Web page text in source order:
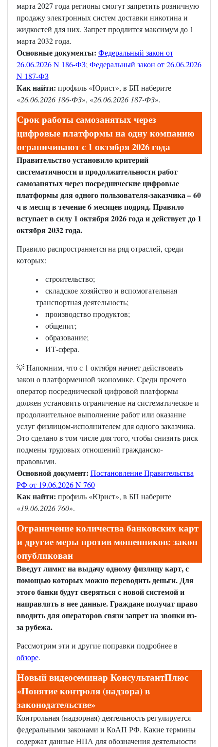
марта 2027 года регионы смогут запретить розничную
продажу электронных систем доставки никотина и
жидкостей для них. Запрет продлится максимум до 1
марта 2032 года.
Основные документы: Федеральный закон от
26.06.2026 N 186-ФЗ;Федеральный закон от 26.06.2026
N 187-ФЗ
Как найти: профиль «Юрист», в БП наберите
«26.06.2026 186-ФЗ», «26.06.2026 187-ФЗ».
Срок работы самозанятых через
цифровые платформы на одну компанию
ограничивают с 1 октября 2026 года
Правительство установило критерий
систематичности и продолжительности работ
самозанятых через посреднические цифровые
платформы для одного пользователя-заказчика – 60
ч в месяц в течение 6 месяцев подряд. Правило
вступает в силу 1 октября 2026 года и действует до 1
октября 2032 года.
Правило распространяется на ряд отраслей, среди
которых:
строительство;
складское хозяйство и вспомогательная
транспортная деятельность;
производство продуктов;
общепит;
образование;
ИТ-сфера.
💡 Напомним, что с 1 октября начнет действовать
закон о платформенной экономике. Среди прочего
оператор посреднической цифровой платформы
должен установить ограничение на систематическое и
продолжительное выполнение работ или оказание
услуг физлицом-исполнителем для одного заказчика.
Это сделано в том числе для того, чтобы снизить риск
подмены трудовых отношений гражданско-
правовыми.
Основной документ: Постановление Правительства
РФ от 19.06.2026 N 760
Как найти: профиль «Юрист», в БП наберите
«19.06.2026 760».
Ограничение количества банковских карт
и другие меры против мошенников: закон
опубликован
Введут лимит на выдачу одному физлицу карт, с
помощью которых можно переводить деньги. Для
этого банки будут сверяться с новой системой и
направлять в нее данные. Граждане получат право
вводить для операторов связи запрет на звонки из-
за рубежа.
Рассмотрим эти и другие поправки подробнее в
обзоре.
Новый видеосеминар КонсультантПлюс
«Понятие контроля (надзора) в
законодательстве»
Контрольная (надзорная) деятельность регулируется
федеральными законами и КоАП РФ. Какие термины
содержат данные НПА для обозначения деятельности